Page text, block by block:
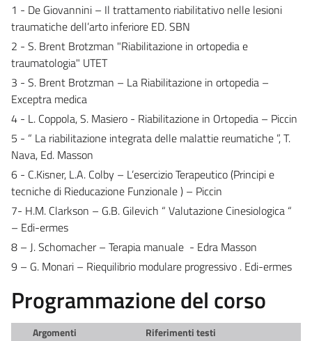
1 - De Giovannini – Il trattamento riabilitativo nelle lesioni
traumatiche dell’arto inferiore ED. SBN
2 - S. Brent Brotzman "Riabilitazione in ortopedia e
traumatologia" UTET
3 - S. Brent Brotzman – La Riabilitazione in ortopedia –
Exceptra medica
4 - L. Coppola, S. Masiero - Riabilitazione in Ortopedia – Piccin
5 - “ La riabilitazione integrata delle malattie reumatiche ”, T.
Nava, Ed. Masson
6 - C.Kisner, L.A. Colby – L’esercizio Terapeutico (Principi e
tecniche di Rieducazione Funzionale ) – Piccin
7- H.M. Clarkson – G.B. Gilevich “ Valutazione Cinesiologica “
– Edi-ermes
8 – J. Schomacher – Terapia manuale - Edra Masson
9 – G. Monari – Riequilibrio modulare progressivo . Edi-ermes
Programmazione del corso
Argomenti
Riferimenti testi